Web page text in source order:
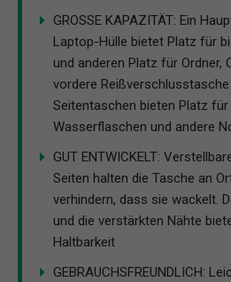
GROSSE KAPAZITÄT: Ein
Laptop-Hülle bietet Platz für
und anderen Platz für Ordner,
vordere
Seitentaschen bieten Platz
Wasserflaschen und andere
GUT ENTWICKELT:
Seiten halten die Tasche an
verhindern, dass sie wackelt.
und die verstärkten Nähte
Haltbarkeit
GEBRAUCHSFREUNDLICH: